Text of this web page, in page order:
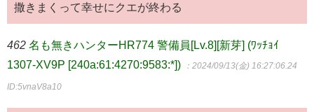
撒きまくって幸せにクエが終わる
462 名も無きハンターHR774 警備員[Lv.8][新芽] (ﾜｯﾁｮｲ
1307-XV9P [240a:61:4270:9583:*])
：2024/09/13(金) 16:27:06.24
ID:5vnaV8a10